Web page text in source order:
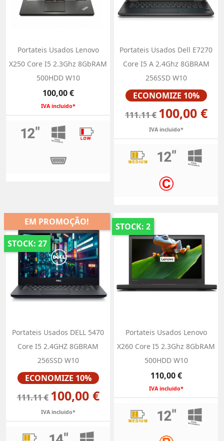
Portateis Usados Lenovo
X250 Core I5 2.3Ghz 8GbRAM
500HDD W10
Preço
100,00 €
IVA incluido*
Portateis Usados Dell E7270
Core I5 A 2.4Ghz 8GBRAM
256SSD W10
Preço
ECONOMIZE 10%
111.11 € 100,00 €
IVA incluido*
EM PROMOÇÃO!
STOCK: 27
Portateis Usados DELL 5470
Core I5 2.4GHZ 8GBRAM
256SSD W10
Preço
ECONOMIZE 10%
111.11 € 100,00 €
IVA incluido*
STOCK: 2
Portateis Usados Lenovo
X260 Core I5 2.3Ghz 8GbRAM
500HDD W10
Preço
110,00 €
IVA incluido*